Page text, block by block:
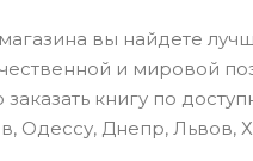
вы найдете
и мировой
книгу по
Одессу, Днепр, Львов,